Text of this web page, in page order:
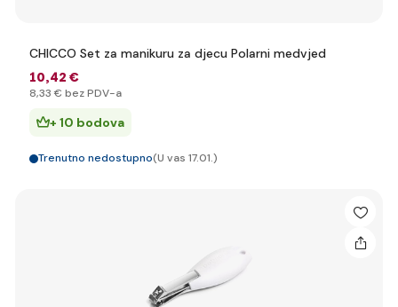
CHICCO Set za manikuru za djecu Polarni medvjed
10,42 €
8,33 € bez PDV-a
+ 10 bodova
Trenutno nedostupno(U vas 17.01.)